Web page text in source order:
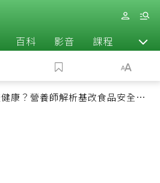
百科 影音 課程 退休
康？營養師解析基改食品安全性